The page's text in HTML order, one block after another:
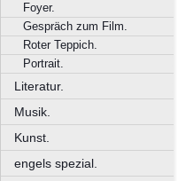
Foyer.
Gespräch zum Film.
Roter Teppich.
Portrait.
Literatur.
Musik.
Kunst.
engels spezial.